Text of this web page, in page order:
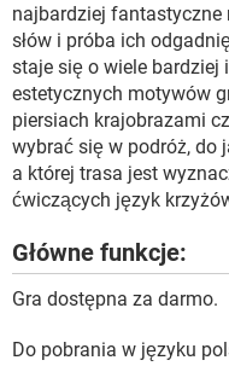
najbardziej fantastyczne
słów i próba ich
staje się o wiele bardziej
estetycznych motywów
piersiach krajobrazami
wybrać się w podróż, do
a której trasa jest
ćwiczących język
Główne funkcje:
Gra dostępna za darmo.
Do pobrania w języku